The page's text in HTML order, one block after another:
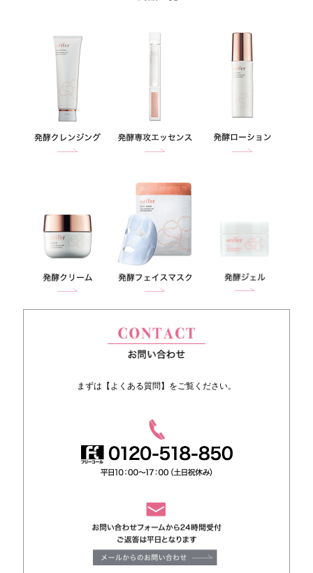
まずは【よくある質問】をご覧ください。